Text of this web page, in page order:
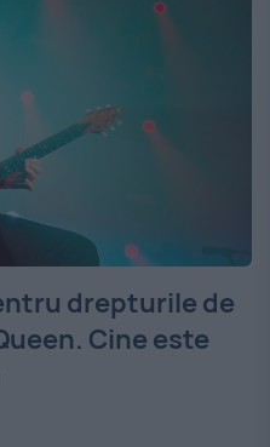
drepturile de
Cine este